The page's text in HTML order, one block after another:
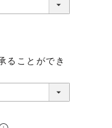
ることができ